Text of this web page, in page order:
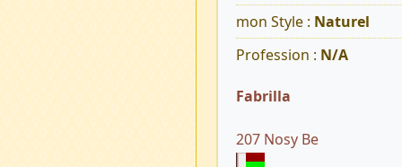
mon Style : Naturel
Profession : N/A
Fabrilla
207 Nosy Be